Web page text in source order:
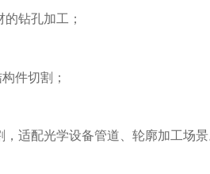
钻孔加工；
件切割；
适配光学设备管道、轮廓加工场景